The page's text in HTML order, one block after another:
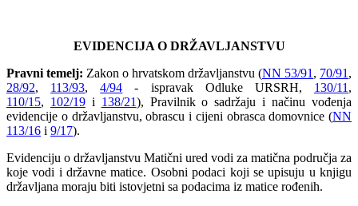
EVIDENCIJA O DRŽAVLJANSTVU
Pravni temelj: Zakon o hrvatskom državljanstvu (NN 53/91, 70/91,
28/92, 113/93,4/94 - ispravak Odluke URSRH, 130/11,
110/15, 102/19i 138/21), Pravilnik o sadržaju i načinu vođenja
evidencije o državljanstvu, obrascu i cijeni obrasca domovnice (NN
113/16 i 9/17).
Evidenciju o državljanstvu Matični ured vodi za matična područja za
koje vodi i državne matice. Osobni podaci koji se upisuju u knjigu
državljana moraju biti istovjetni sa podacima iz matice rođenih.